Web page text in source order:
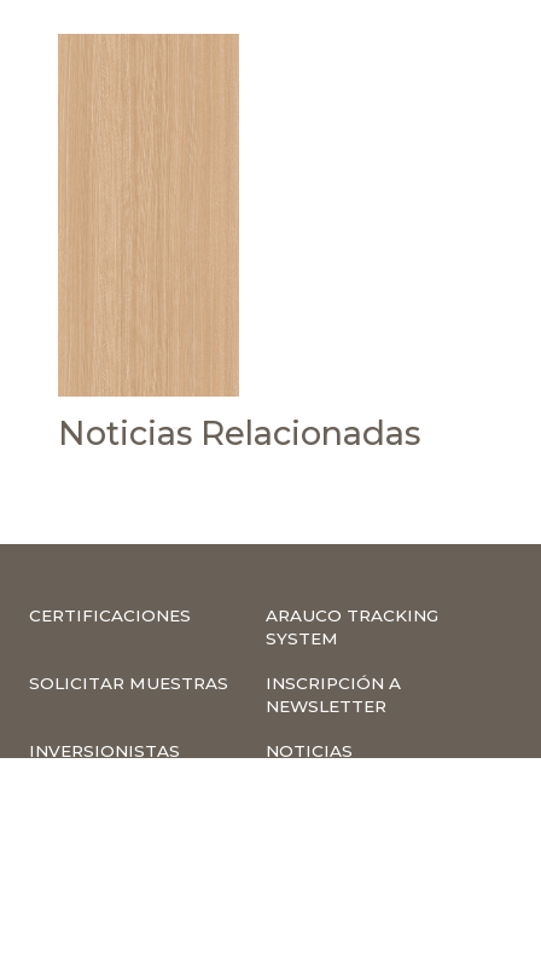
Noticias Relacionadas
CERTIFICACIONES
ARAUCO TRACKING
SYSTEM
SOLICITAR MUESTRAS
INSCRIPCIÓN A
NEWSLETTER
INVERSIONISTAS NOTICIAS